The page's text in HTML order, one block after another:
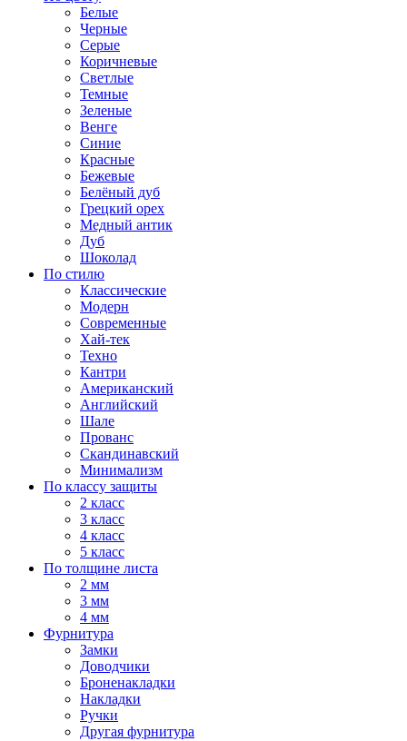
Белые
Черные
Серые
Коричневые
Светлые
Темные
Зеленые
Венге
Синие
Красные
Бежевые
Белёный дуб
Грецкий орех
Медный антик
Дуб
Шоколад
По стилю
Классические
Модерн
Современные
Хай-тек
Техно
Кантри
Американский
Английский
Шале
Прованс
Скандинавский
Минимализм
По классу защиты
2 класс
3 класс
4 класс
5 класс
По толщине листа
2 мм
3 мм
4 мм
Фурнитура
Замки
Доводчики
Броненакладки
Накладки
Ручки
Другая фурнитура